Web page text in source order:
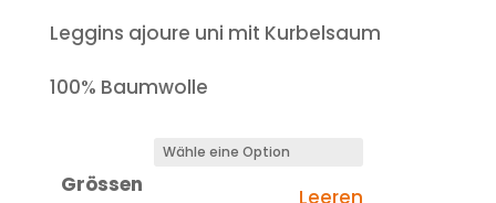
Leggins ajoure uni mit Kurbelsaum
100% Baumwolle
Grössen
Leeren